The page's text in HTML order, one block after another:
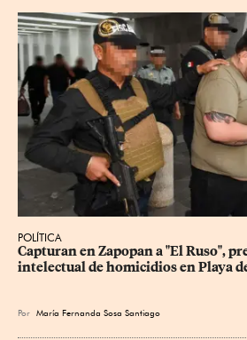
POLÍTICA
Capturan en Zapopan a "El Ruso",
intelectual de homicidios en Playa
Por María Fernanda Sosa Santiago